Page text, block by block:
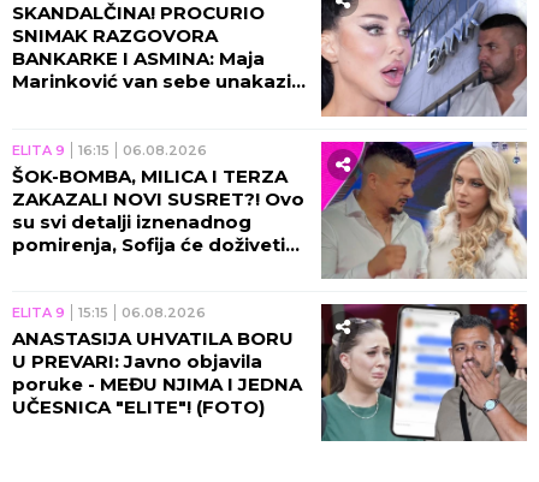
SKANDALČINA! PROCURIO
SNIMAK RAZGOVORA
BANKARKE I ASMINA: Maja
Marinković van sebe unakazila
ELITA 9 16:15 06.08.2026
ŠOK-BOMBA, MILICA I TERZA
ZAKAZALI NOVI SUSRET?! Ovo
su svi detalji iznenadnog
pomirenja, Sofija će doživeti
ELITA 9 15:15 06.08.2026
ANASTASIJA UHVATILA BORU
U PREVARI: Javno objavila
poruke - MEĐU NJIMA I JEDNA
UČESNICA "ELITE"! (FOTO)